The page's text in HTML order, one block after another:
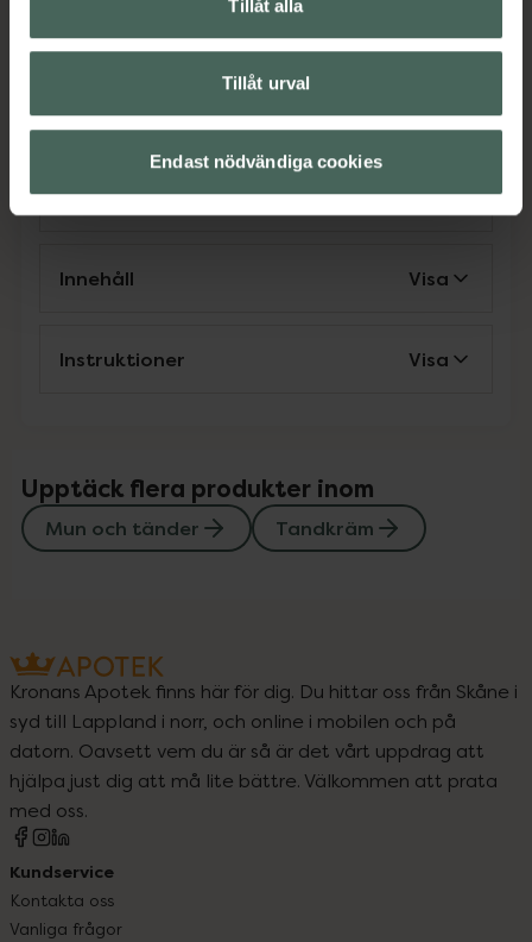
Tillåt alla
Tillåt urval
Endast nödvändiga cookies
EAN:08710908843044
Mun och tänderTandkräm
Omdömen Visa
Innehåll Visa
Instruktioner Visa
Upptäck flera produkter inom
Mun och tänder Tandkräm
Kronans Apotek finns här för dig. Du hittar oss från Skåne i
syd till Lappland i norr, och online i mobilen och på
datorn. Oavsett vem du är så är det vårt uppdrag att
hjälpa just dig att må lite bättre. Välkommen att prata
med oss.
Kundservice
Kontakta oss
Vanliga frågor